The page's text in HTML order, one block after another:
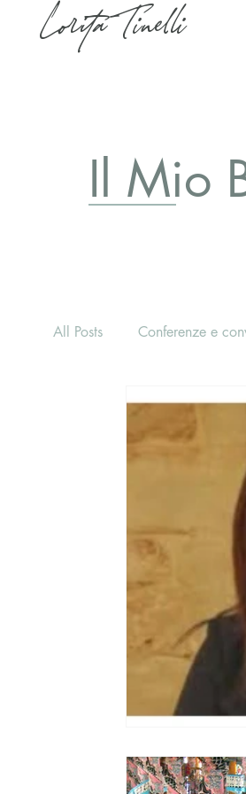
Lorita Tinelli
Il Mio
All Posts Conferenze e
Ripercussioni